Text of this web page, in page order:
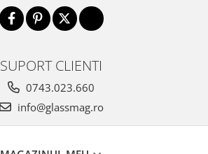
SUPORT CLIENTI
0743.023.660
info@glassmag.ro